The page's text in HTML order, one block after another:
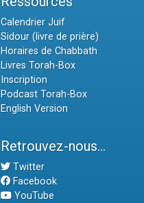
Calendrier Juif
Sidour (livre de prière)
Horaires de Chabbath
Livres Torah-Box
Inscription
Podcast Torah-Box
English Version
Retrouvez-nous...
Twitter
Facebook
YouTube